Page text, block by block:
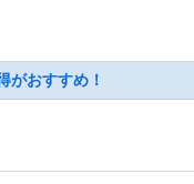
がおすすめ！